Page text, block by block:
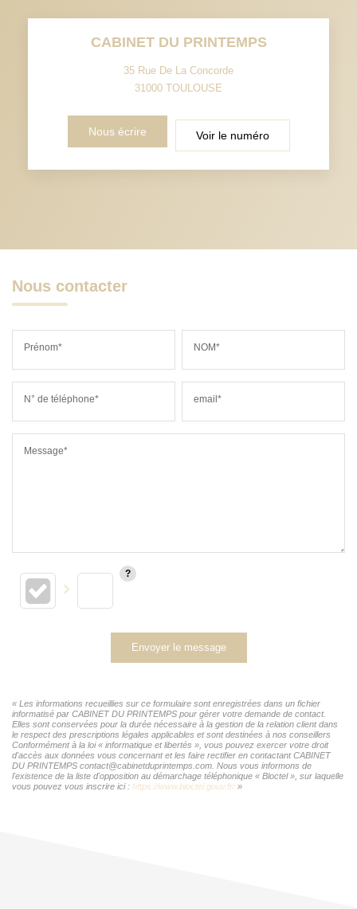
CABINET DU PRINTEMPS
35 Rue De La Concorde
31000 TOULOUSE
Nous écrire Voir le numéro
Nous contacter
Prénom* NOM*
N° de téléphone* email*
Message*
Envoyer le message
« Les informations recueillies sur ce formulaire sont enregistrées dans un fichier
informatisé par CABINET DU PRINTEMPS pour gérer votre demande de contact.
Elles sont conservées pour la durée nécessaire à la gestion de la relation client dans
le respect des prescriptions légales applicables et sont destinées à nos conseillers
Conformément à la loi « informatique et libertés », vous pouvez exercer votre droit
d'accès aux données vous concernant et les faire rectifier en contactant CABINET
DU PRINTEMPS contact@cabinetduprintemps.com. Nous vous informons de
l'existence de la liste d'opposition au démarchage téléphonique « Bloctel », sur laquelle
vous pouvez vous inscrire ici : https://www.bloctel.gouv.fr/»